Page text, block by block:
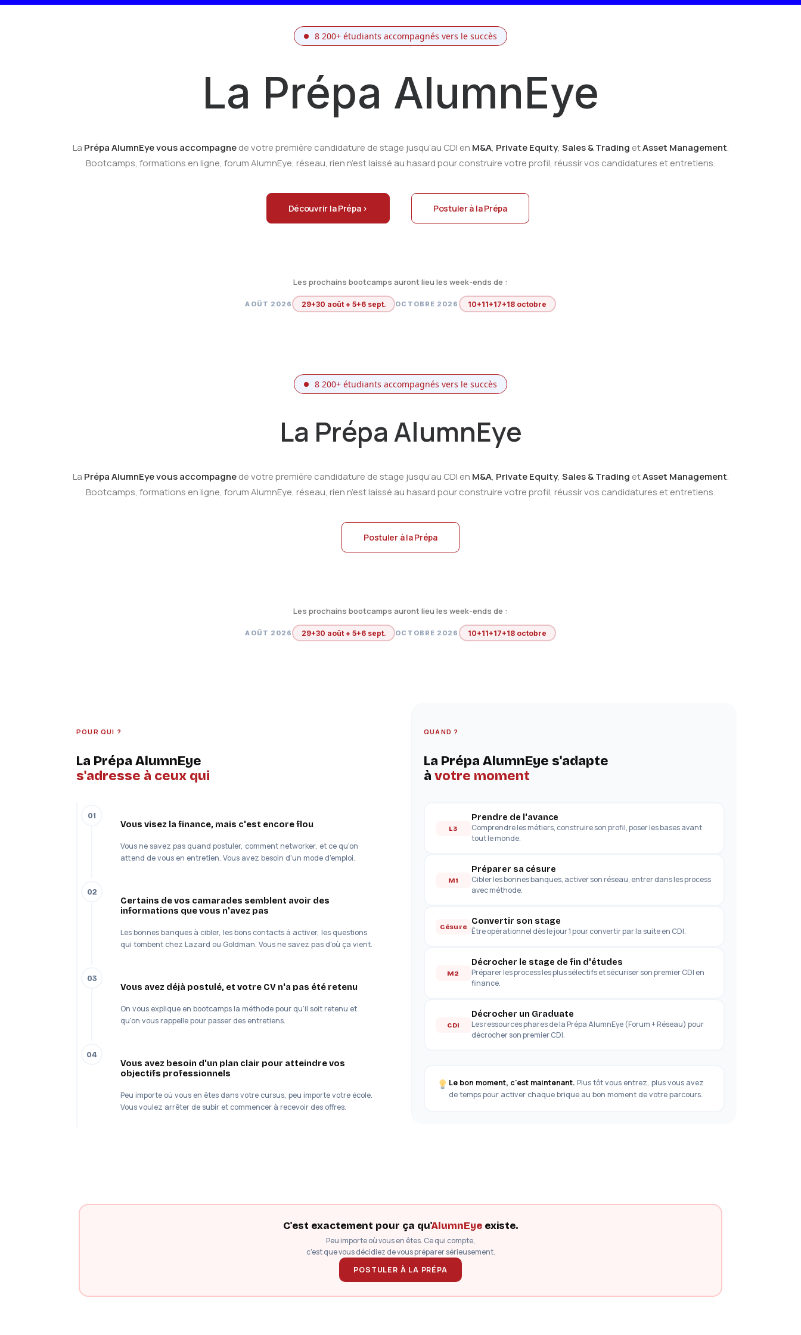
8 200+ étudiants accompagnés vers le succès
La Prépa AlumnEye
La Prépa AlumnEye vous accompagnede votre première candidature de stage jusqu’au CDI en M&A, Private Equity, Sales & Trading etAsset Management.
Bootcamps, formations en ligne, forum AlumnEye, réseau, rien n’est laissé au hasard pour construire votre profil, réussir vos candidatures et entretiens.
Découvrir la Prépa > Postuler à la Prépa
Les prochains bootcamps auront lieu les week-ends de :
AOÛT 2026 29+30 août + 5+6 sept. OCTOBRE 2026 10+11+17+18 octobre
8 200+ étudiants accompagnés vers le succès
La Prépa AlumnEye
La Prépa AlumnEye vous accompagnede votre première candidature de stage jusqu’au CDI en M&A, Private Equity, Sales & Trading etAsset Management.
Bootcamps, formations en ligne, forum AlumnEye, réseau, rien n’est laissé au hasard pour construire votre profil, réussir vos candidatures et entretiens.
Postuler à la Prépa
Les prochains bootcamps auront lieu les week-ends de :
AOÛT 2026 29+30 août + 5+6 sept. OCTOBRE 2026 10+11+17+18 octobre
POUR QUI ?
La Prépa AlumnEye
s'adresse à ceux qui
01
Vous visez la finance, mais c'est encore flou
Vous ne savez pas quand postuler, comment networker, et ce qu'on
attend de vous en entretien. Vous avez besoin d'un mode d'emploi.
02
Certains de vos camarades semblent avoir des
informations que vous n'avez pas
Les bonnes banques à cibler, les bons contacts à activer, les questions
qui tombent chez Lazard ou Goldman. Vous ne savez pas d'où ça vient.
03
Vous avez déjà postulé, et votre CV n'a pas été retenu
On vous explique en bootcamps la méthode pour qu'il soit retenu et
qu'on vous rappelle pour passer des entretiens.
04
Vous avez besoin d'un plan clair pour atteindre vos
objectifs professionnels
Peu importe où vous en êtes dans votre cursus, peu importe votre école.
Vous voulez arrêter de subir et commencer à recevoir des offres.
QUAND ?
La Prépa AlumnEye s'adapte
àvotre moment
L3
Prendre de l'avance
Comprendre les métiers, construire son profil, poser les bases avant
tout le monde.
M1
Préparer sa césure
Cibler les bonnes banques, activer son réseau, entrer dans les process
avec méthode.
Césure
Convertir son stage
Être opérationnel dès le jour 1 pour convertir par la suite en CDI.
M2
Décrocher le stage de fin d'études
Préparer les process les plus sélectifs et sécuriser son premier CDI en
finance.
CDI
Décrocher un Graduate
Les ressources phares de la Prépa AlumnEye (Forum + Réseau) pour
décrocher son premier CDI.
Le bon moment, c'est maintenant. Plus tôt vous entrez, plus vous avez
de temps pour activer chaque brique au bon moment de votre parcours.
C'est exactement pour ça qu'AlumnEyeexiste.
Peu importe où vous en êtes. Ce qui compte,
c'est que vous décidiez de vous préparer sérieusement.
POSTULER À LA PRÉPA